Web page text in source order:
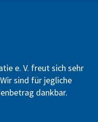
e. V. freut sich sehr
sind für jegliche
dankbar.